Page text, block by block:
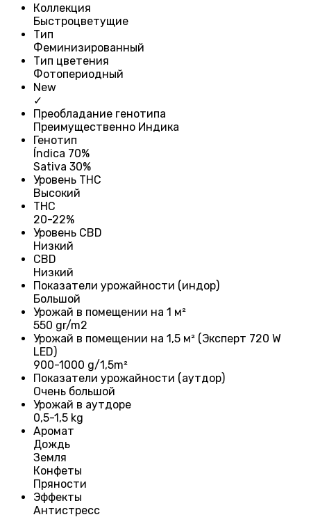
Коллекция
Быстроцветущие
Тип
Феминизированный
Тип цветения
Фотопериодный
New
✓
Преобладание генотипа
Преимущественно Индика
Генотип
Índica 70%
Sativa 30%
Уровень THC
Высокий
THC
20-22%
Уровень CBD
Низкий
CBD
Низкий
Показатели урожайности (индор)
Большой
Урожай в помещении на 1 м²
550 gr/m2
Урожай в помещении на 1,5 м² (Эксперт 720 W
LED)
900-1000 g/1,5m²
Показатели урожайности (аутдор)
Очень большой
Урожай в аутдоре
0,5-1,5 kg
Аромат
Дождь
Земля
Конфеты
Пряности
Эффекты
Антистресс